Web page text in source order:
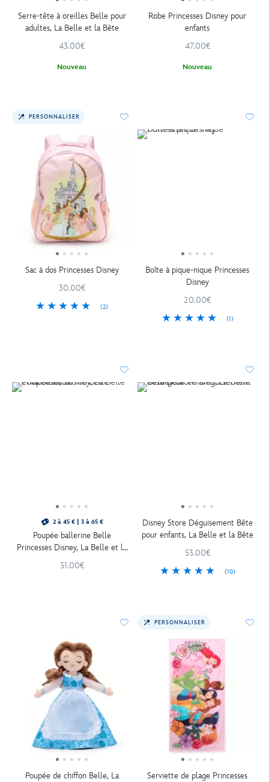
Serre-tête à oreilles Belle pour
adultes, La Belle et la Bête
43.00€
Nouveau
Robe Princesses Disney pour
enfants
47.00€
Nouveau
PERSONNALISER
Sac à dos Princesses Disney
30.00€
(2)
Boîte à pique-nique Princesses
Disney
20.00€
(1)
2 à 45 € | 3 à 65 €
Poupée ballerine Belle
Princesses Disney, La Belle et la
31.00€
Disney Store Déguisement Bête
pour enfants, La Belle et la Bête
53.00€
(10)
Poupée de chiffon Belle, La
PERSONNALISER
Serviette de plage Princesses